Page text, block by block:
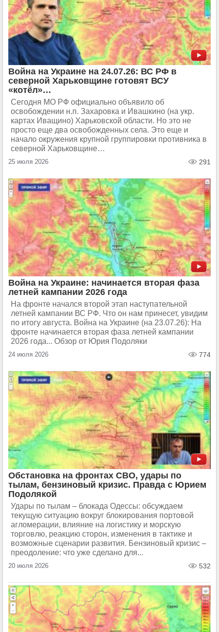
Война на Украине на 24.07.26: ВС РФ в
северной Харьковщине готовят ВСУ
«котёл»…
Сегодня МО РФ официально объявило об
освобождении н.п. Захаровка и Ивашкино (на укр.
картах Иващино) Харьковской области. Но это не
просто еще два освобожденных села. Это еще и
начало окружения крупной группировки противника в
северной Харьковщине…
25 июля 2026 291
Война на Украине: начинается вторая фаза
летней кампании 2026 года
На фронте начался второй этап наступательной
летней кампании ВС РФ. Что он нам принесет, увидим
по итогу августа. Война на Украине (на 23.07.26): На
фронте начинается вторая фаза летней кампании
2026 года... Обзор от Юрия Подоляки
24 июля 2026 774
Обстановка на фронтах СВО, удары по
тылам, бензиновый кризис. Правда с Юрием
Подолякой
Удары по тылам – блокада Одессы: обсуждаем
текущую ситуацию вокруг блокирования портовой
агломерации, влияние на логистику и морскую
торговлю, реакцию сторон, изменения в тактике и
возможные сценарии развития. Бензиновый кризис –
преодоление: что уже сделано для...
20 июля 2026 532